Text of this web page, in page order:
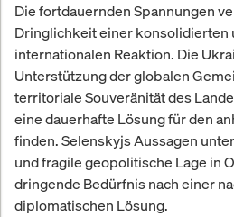
Die fortdauernden Spannungen
Dringlichkeit einer konsolidierten
internationalen Reaktion. Die
Unterstützung der globalen
territoriale Souveränität des
eine dauerhafte Lösung für den
finden. Selenskyjs Aussagen
und fragile geopolitische Lage in
dringende Bedürfnis nach einer
diplomatischen Lösung.